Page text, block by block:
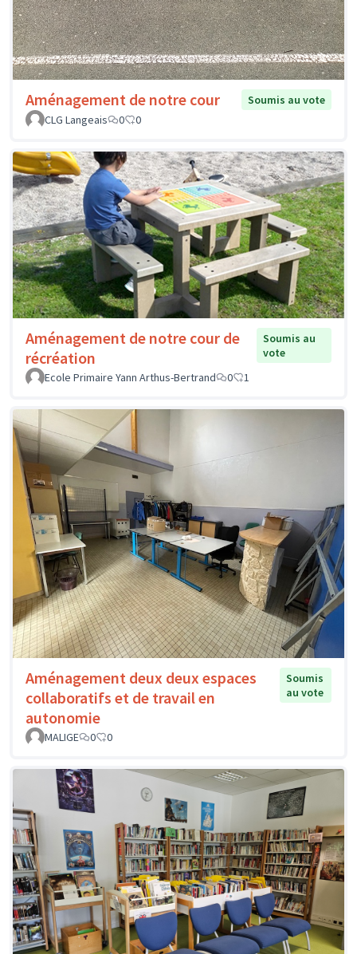
Aménagement de notre cour
Soumis au vote
CLG Langeais
0 0
Aménagement de notre cour de
récréation
Soumis au
vote
Ecole Primaire Yann Arthus-Bertrand
0 1
Aménagement deux deux espaces
collaboratifs et de travail en
autonomie
Soumis
au vote
MALIGE 0 0